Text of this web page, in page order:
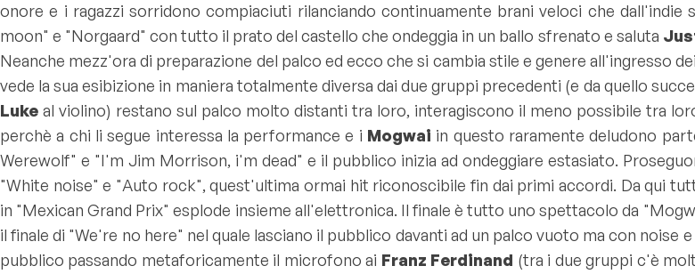
onore e i ragazzi sorridono compiaciuti rilanciando continuamente brani veloci che dall'indie
moon" e "Norgaard" con tutto il prato del castello che ondeggia in un ballo sfrenato e saluta
Neanche mezz'ora di preparazione del palco ed ecco che si cambia stile e genere all'ingresso
vede la sua esibizione in maniera totalmente diversa dai due gruppi precedenti (e da quello
Luke al violino) restano sul palco molto distanti tra loro, interagiscono il meno possibile tra
perchè a chi li segue interessa la performance e i Mogwai in questo raramente deludono
Werewolf" e "I'm Jim Morrison, i'm dead" e il pubblico inizia ad ondeggiare estasiato.
"White noise" e "Auto rock", quest'ultima ormai hit riconoscibile fin dai primi accordi. Da qui
in "Mexican Grand Prix" esplode insieme all'elettronica. Il finale è tutto uno spettacolo da "
il finale di "We're no here" nel quale lasciano il pubblico davanti ad un palco vuoto ma con
pubblico passando metaforicamente il microfono ai Franz Ferdinand (tra i due gruppi c'è